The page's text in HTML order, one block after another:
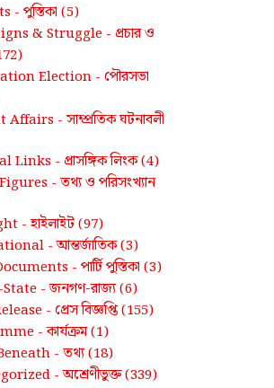
- পুস্তিকা (5)
& Struggle - প্রচার ও
Election - পৌরসভা
Affairs - সাম্প্রতিক ঘটনাবলী
Links - প্রাসঙ্গিক লিংক(4)
- তথ্য ও পরিসংখ্যান
-হাইলাইট(97)
-আন্তর্জাতিক(3)
- পার্টি পুস্তিকা (3)
State -জনগণ-রাজ্য(6)
- প্রেস বিজ্ঞপ্তি(155)
-কার্যক্রম(1)
- তথ্য(18)
-অশ্রেণীভুক্ত(339)